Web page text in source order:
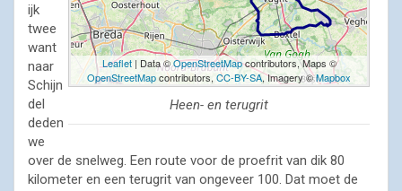
Leaflet| Data ©OpenStreetMapcontributors, Maps ©
OpenStreetMapcontributors, CC-BY-SA, Imagery ©Mapbox
Heen- en terugrit
ijk
twee
want
naar
Schijn
del
deden
we
over de snelweg. Een route voor de proefrit van dik 80
kilometer en een terugrit van ongeveer 100. Dat moet de